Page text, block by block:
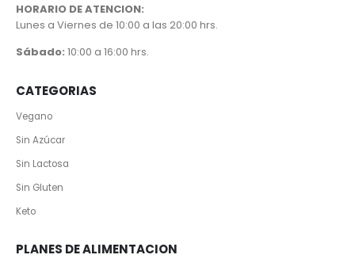
HORARIO DE ATENCION:
Lunes a Viernes de 10:00 a las 20:00 hrs.
Sábado: 10:00 a 16:00 hrs.
CATEGORIAS
Vegano
Sin Azúcar
Sin Lactosa
Sin Gluten
Keto
PLANES DE ALIMENTACION